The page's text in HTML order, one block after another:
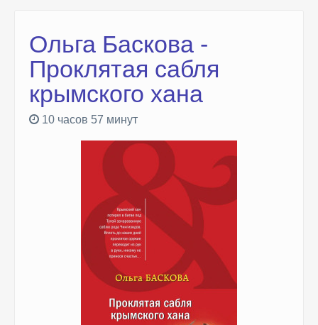
Ольга Баскова -
Проклятая сабля
крымского хана
10 часов 57 минут